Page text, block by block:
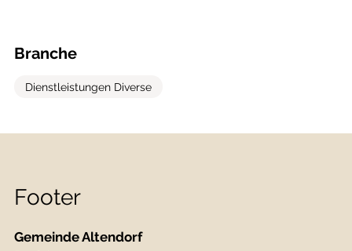
Branche
Dienstleistungen Diverse
Footer
Gemeinde Altendorf